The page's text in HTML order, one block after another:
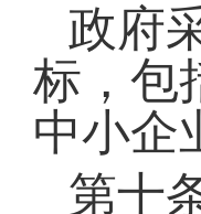
政府
标，包
中小企
第十